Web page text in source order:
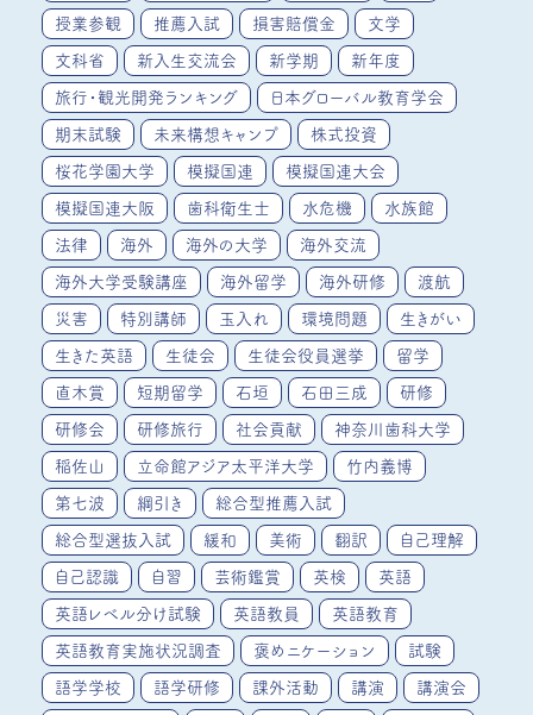
授業参観 推薦入試 損害賠償金 文学
文科省 新入生交流会 新学期 新年度
旅行・観光開発ランキング 日本グローバル教育学会
期末試験 未来構想キャンプ 株式投資
桜花学園大学 模擬国連 模擬国連大会
模擬国連大阪 歯科衛生士 水危機 水族館
法律 海外 海外の大学 海外交流
海外大学受験講座 海外留学 海外研修 渡航
災害 特別講師 玉入れ 環境問題 生きがい
生きた英語 生徒会 生徒会役員選挙 留学
直木賞 短期留学 石垣 石田三成 研修
研修会 研修旅行 社会貢献 神奈川歯科大学
稲佐山 立命館アジア太平洋大学 竹内義博
第七波 綱引き 総合型推薦入試
総合型選抜入試 緩和 美術 翻訳 自己理解
自己認識 自習 芸術鑑賞 英検 英語
英語レベル分け試験 英語教員 英語教育
英語教育実施状況調査 褒めニケーション 試験
語学学校 語学研修 課外活動 講演 講演会